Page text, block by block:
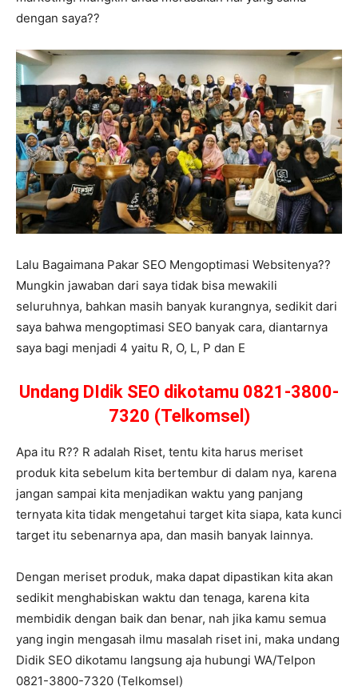
dengan saya??
Lalu Bagaimana Pakar SEO Mengoptimasi Websitenya??
Mungkin jawaban dari saya tidak bisa mewakili
seluruhnya, bahkan masih banyak kurangnya, sedikit dari
saya bahwa mengoptimasi SEO banyak cara, diantarnya
saya bagi menjadi 4 yaitu R, O, L, P dan E
Undang DIdik SEO dikotamu 0821-3800-
7320 (Telkomsel)
Apa itu R?? R adalah Riset, tentu kita harus meriset
produk kita sebelum kita bertembur di dalam nya, karena
jangan sampai kita menjadikan waktu yang panjang
ternyata kita tidak mengetahui target kita siapa, kata kunci
target itu sebenarnya apa, dan masih banyak lainnya.
Dengan meriset produk, maka dapat dipastikan kita akan
sedikit menghabiskan waktu dan tenaga, karena kita
membidik dengan baik dan benar, nah jika kamu semua
yang ingin mengasah ilmu masalah riset ini, maka undang
Didik SEO dikotamu langsung aja hubungi WA/Telpon
0821-3800-7320 (Telkomsel)